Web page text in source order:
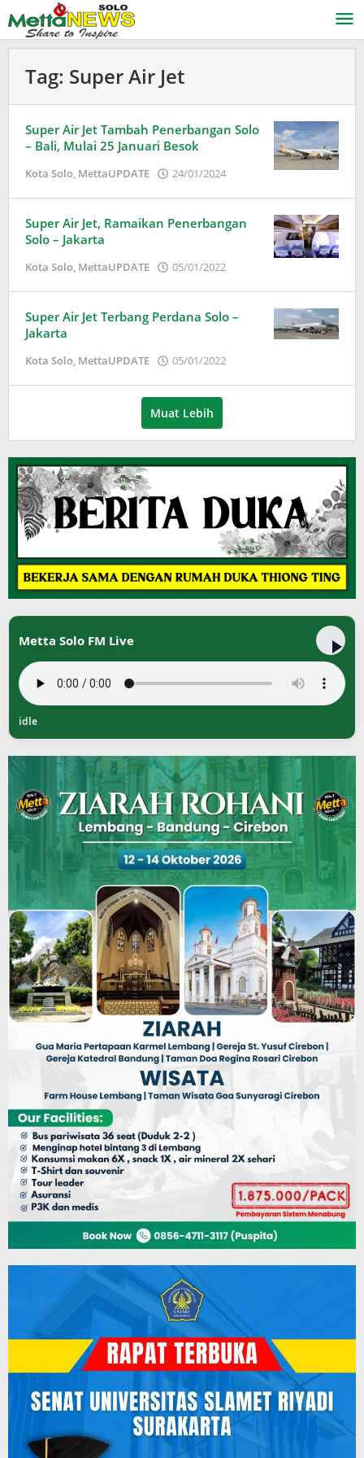
ke
konten
Tag: Super Air Jet
Super Air Jet Tambah Penerbangan Solo
– Bali, Mulai 25 Januari Besok
Kota Solo, MettaUPDATE 24/01/2024
Super Air Jet, Ramaikan Penerbangan
Solo – Jakarta
Kota Solo, MettaUPDATE 05/01/2022
Super Air Jet Terbang Perdana Solo –
Jakarta
Kota Solo, MettaUPDATE 05/01/2022
Muat Lebih
Metta Solo FM Live
idle